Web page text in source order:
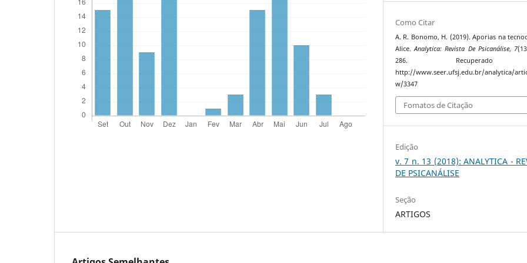
Como Citar
A. R. Bonomo, H. (2019). Aporias na
Alice.Analytica: Revista De Psicanálise, 7
286. Recuperado
http://www.seer.ufsj.edu.br/analytica/
w/3347
Fomatos de Citação
Edição
v. 7 n. 13 (2018): ANALYTICA -
DE PSICANÁLISE
Seção
ARTIGOS